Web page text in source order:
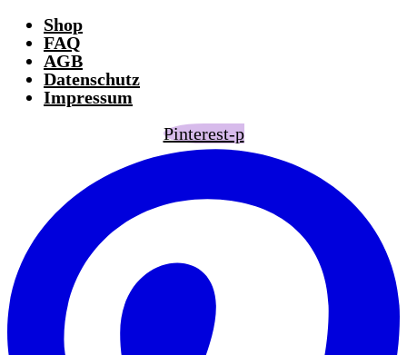
Shop
FAQ
AGB
Datenschutz
Impressum
Pinterest-p